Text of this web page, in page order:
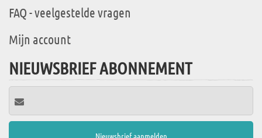
FAQ - veelgestelde vragen
Mijn account
NIEUWSBRIEF ABONNEMENT